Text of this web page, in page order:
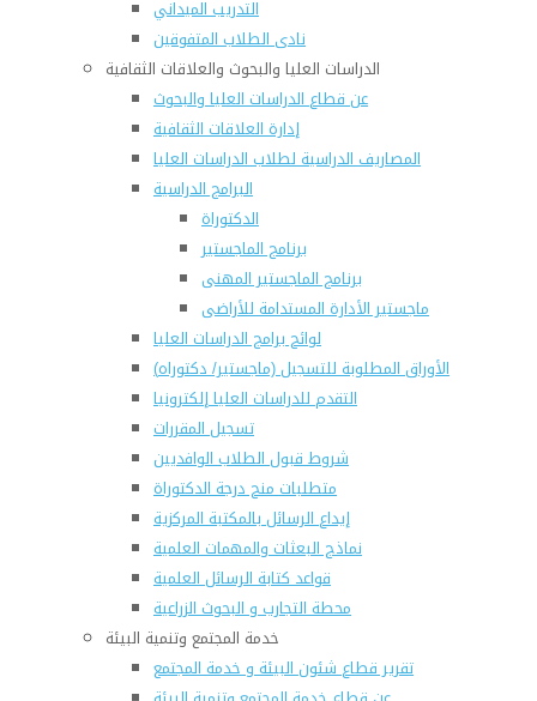
التدريب الميداني
نادى الطلاب المتفوقين
الدراسات العليا والبحوث والعلاقات الثقافية
عن قطاع الدراسات العليا والبحوث
إدارة العلاقات الثقافية
المصاريف الدراسية لطلاب الدراسات العليا
البرامج الدراسية
الدكتوراة
برنامج الماجستير
برنامج الماجستير المهنى
ماجستير الأدارة المستدامة للأراضى
لوائح برامج الدراسات العليا
(الأوراق المطلوبة للتسجيل (ماجستير/ دكتوراه
التقدم للدراسات العليا إلكترونيا
تسجيل المقررات
شروط قبول الطلاب الوافديين
متطلبات منح درجة الدكتوراة
إيداع الرسائل بالمكتبة المركزية
نماذج البعثات والمهمات العلمية
قواعد كتابة الرسائل العلمية
محطة التجارب و البحوث الزراعية
خدمة المجتمع وتنمية البيئة
تقرير قطاع شئون البيئة و خدمة المجتمع